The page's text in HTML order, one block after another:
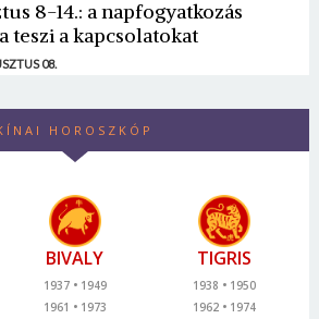
8-14.: a napfogyatkozás
teszi a kapcsolatokat
08.
HOROSZKÓP
BIVALY
1937
1949
1961
1973
TIGRIS
1938
1950
1962
1974